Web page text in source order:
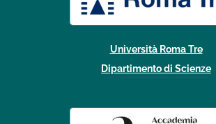
Università Roma Tre
Dipartimento di Scienze